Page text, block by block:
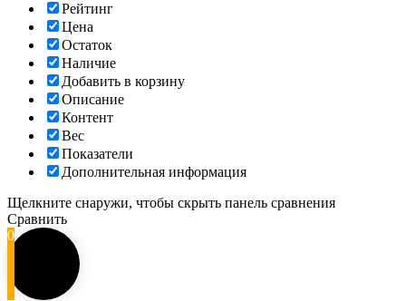
Рейтинг
Цена
Остаток
Наличие
Добавить в корзину
Описание
Контент
Вес
Показатели
Дополнительная информация
Щелкните снаружи, чтобы скрыть панель сравнения
Сравнить
0